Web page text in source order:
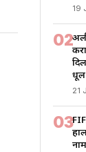
19
02
धूल
21
03